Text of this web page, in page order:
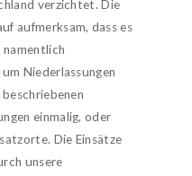
verzichtet. Die
aufmerksam, dass es
Niederlassungen
einmalig, oder
Die Einsätze
unsere